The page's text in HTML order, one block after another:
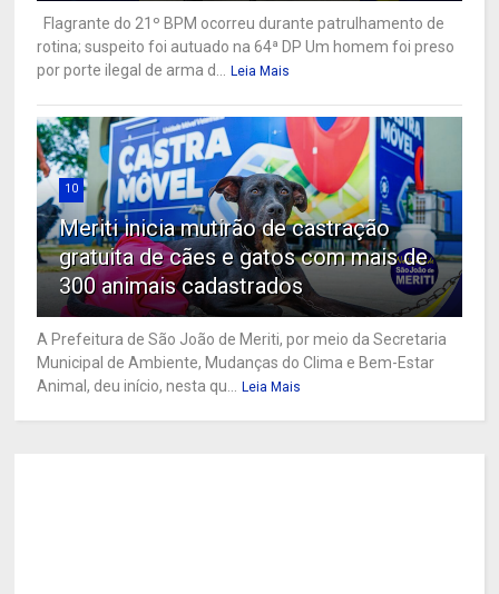
Flagrante do 21º BPM ocorreu durante patrulhamento de
rotina; suspeito foi autuado na 64ª DP Um homem foi preso
por porte ilegal de arma d... Leia Mais
10
Meriti inicia mutirão de castração
gratuita de cães e gatos com mais de
300 animais cadastrados
A Prefeitura de São João de Meriti, por meio da Secretaria
Municipal de Ambiente, Mudanças do Clima e Bem-Estar
Animal, deu início, nesta qu... Leia Mais